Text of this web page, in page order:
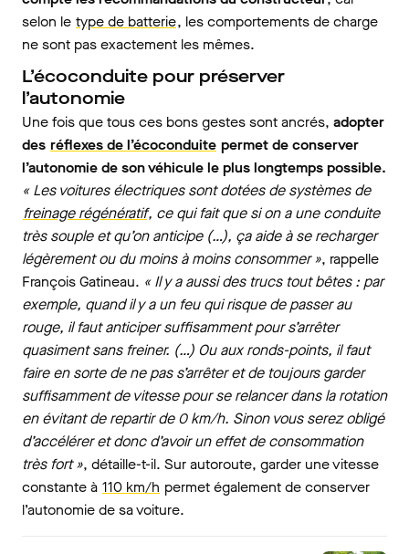
selon le type de batterie, les comportements de charge
ne sont pas exactement les mêmes.
L’écoconduite pour préserver
l’autonomie
Une fois que tous ces bons gestes sont ancrés, adopter
des réflexes de l’écoconduite permet de conserver
l’autonomie de son véhicule le plus longtemps possible.
« Les voitures électriques sont dotées de systèmes de
freinage régénératif, ce qui fait que si on a une conduite
très souple et qu’on anticipe (…), ça aide à se recharger
légèrement ou du moins à moins consommer », rappelle
François Gatineau. « Il y a aussi des trucs tout bêtes : par
exemple, quand il y a un feu qui risque de passer au
rouge, il faut anticiper suffisamment pour s’arrêter
quasiment sans freiner. (…) Ou aux ronds-points, il faut
faire en sorte de ne pas s’arrêter et de toujours garder
suffisamment de vitesse pour se relancer dans la rotation
en évitant de repartir de 0 km/h. Sinon vous serez obligé
d’accélérer et donc d’avoir un effet de consommation
très fort », détaille-t-il. Sur autoroute, garder une vitesse
constante à 110 km/h permet également de conserver
l’autonomie de sa voiture.